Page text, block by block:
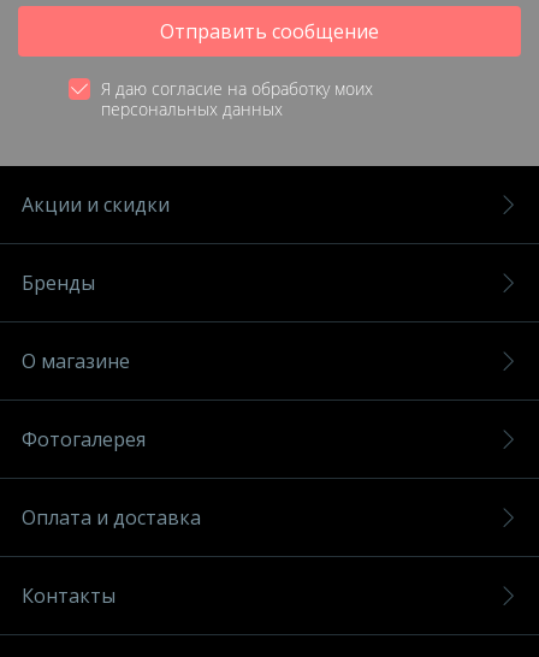
Отправить сообщение
Я даю согласие на обработку моих
персональных данных
Акции и скидки
Бренды
О магазине
Фотогалерея
Оплата и доставка
Контакты